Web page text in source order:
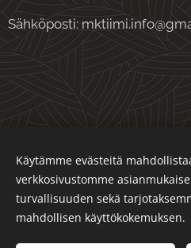
Sähköposti:
Kielet
Suomi
Käytämme evästeitä
verkkosivustomme
turvallisuuden sekä
mahdollisen käyttökokemuksen.